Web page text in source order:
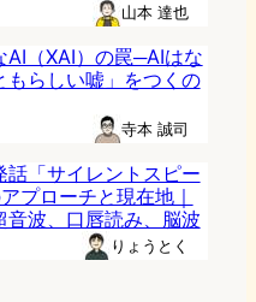
山本 達也
AI（XAI）の罠─AIはな
もらしい嘘」をつくの
寺本 誠司
話「サイレントスピー
プローチと現在地｜
音波、口唇読み、脳波
りょうとく